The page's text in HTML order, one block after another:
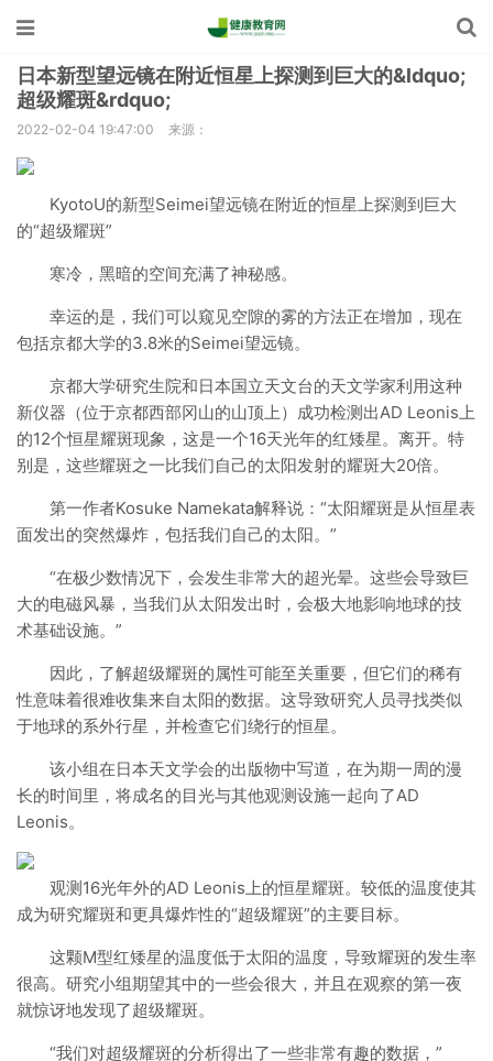
日本新型望远镜在附近恒星上探测到巨大的&ldquo;
超级耀斑&rdquo;
2022-02-04 19:47:00 来源：
KyotoU的新型Seimei望远镜在附近的恒星上探测到巨大
的“超级耀斑”
寒冷，黑暗的空间充满了神秘感。
幸运的是，我们可以窥见空隙的雾的方法正在增加，现在
包括京都大学的3.8米的Seimei望远镜。
京都大学研究生院和日本国立天文台的天文学家利用这种
新仪器（位于京都西部冈山的山顶上）成功检测出AD Leonis上
的12个恒星耀斑现象，这是一个16天光年的红矮星。离开。特
别是，这些耀斑之一比我们自己的太阳发射的耀斑大20倍。
第一作者Kosuke Namekata解释说：“太阳耀斑是从恒星表
面发出的突然爆炸，包括我们自己的太阳。”
“在极少数情况下，会发生非常大的超光晕。这些会导致巨
大的电磁风暴，当我们从太阳发出时，会极大地影响地球的技
术基础设施。”
因此，了解超级耀斑的属性可能至关重要，但它们的稀有
性意味着很难收集来自太阳的数据。这导致研究人员寻找类似
于地球的系外行星，并检查它们绕行的恒星。
该小组在日本天文学会的出版物中写道，在为期一周的漫
长的时间里，将成名的目光与其他观测设施一起向了AD
Leonis。
观测16光年外的AD Leonis上的恒星耀斑。较低的温度使其
成为研究耀斑和更具爆炸性的“超级耀斑”的主要目标。
这颗M型红矮星的温度低于太阳的温度，导致耀斑的发生率
很高。研究小组期望其中的一些会很大，并且在观察的第一夜
就惊讶地发现了超级耀斑。
“我们对超级耀斑的分析得出了一些非常有趣的数据，”